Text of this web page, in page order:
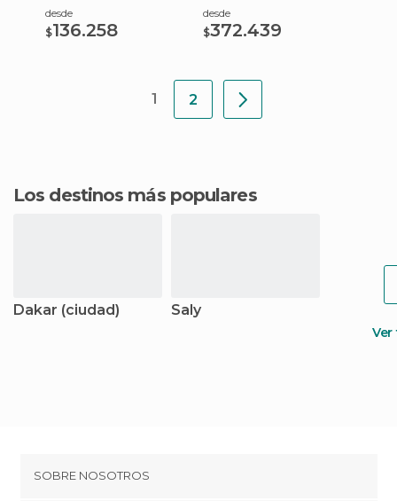
desde
$136.258
desde
$372.439
1 2
Los destinos más populares
Dakar (ciudad) Saly
SOBRE NOSOTROS